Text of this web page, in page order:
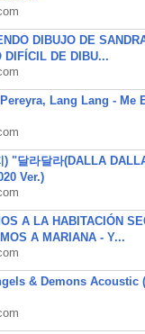
DIBUJO DE
DIFÍCIL DE DIBU...
Lang Lang - Me
) "달라달라(DALLA
Ver.)
A LA HABITACIÓN
A MARIANA - Y...
& Demons Acoustic